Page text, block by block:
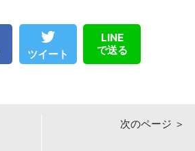
ツイート
LINE
で送る
次のページ ＞